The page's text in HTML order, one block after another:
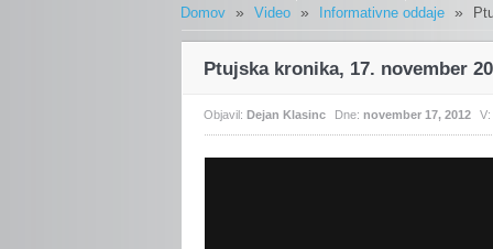
Domov » Video » Informativne oddaje »
Ptujska kronika, 17. november
Objavil:Dejan Klasinc Dne:november 17, 2012